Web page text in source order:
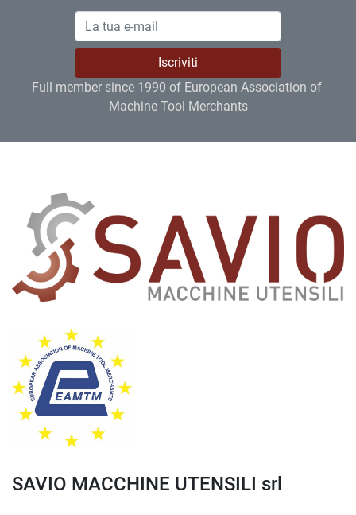
Iscriviti
Full member since 1990 of European Association of
Machine Tool Merchants
SAVIO MACCHINE UTENSILI srl